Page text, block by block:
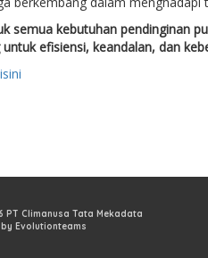
semua kebutuhan pendinginan
efisiensi, keandalan, dan
PT Climanusa Tata Mekadata
Evolutionteams